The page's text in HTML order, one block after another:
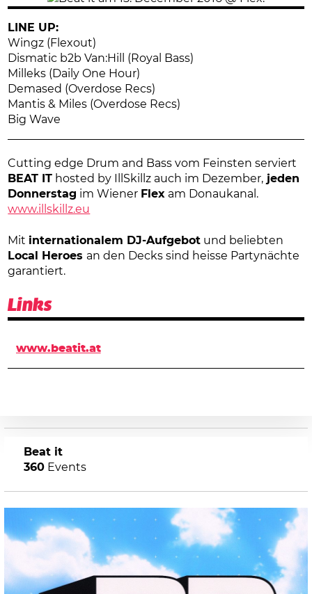
LINE UP:
Wingz (Flexout)
Dismatic b2b Van:Hill (Royal Bass)
Milleks (Daily One Hour)
Demased (Overdose Recs)
Mantis & Miles (Overdose Recs)
Big Wave
Cutting edge Drum and Bass vom Feinsten serviert
BEAT IT hosted by IllSkillz auch im Dezember, jeden
Donnerstag im Wiener Flex am Donaukanal.
www.illskillz.eu
Mit internationalem DJ-Aufgebot und beliebten
Local Heroes an den Decks sind heisse Partynächte
garantiert.
Links
www.beatit.at
Beat it
360Events